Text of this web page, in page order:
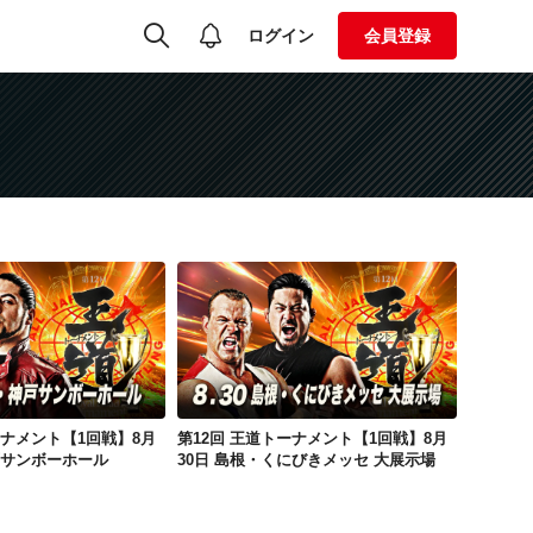
ログイン 会員登録
第12回 王道トーナメント【1回戦】8月31日 兵庫・神戸サンボーホール
メント【1回戦】8月
ンボーホール
第12回 王道トーナメント【1回戦】8月30日 島根・くにびきメッセ 大展示場
第12回 王道トーナメント【1回戦】8月
30日 島根・くにびきメッセ 大展示場